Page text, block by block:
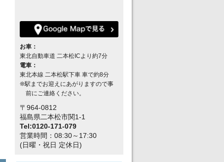
お車：
東北自動車道 二本松ICより約7分
電車：
東北本線 二本松駅下車 車で約8分
❊駅までお迎えにあがりますので事
前にご連絡ください。
〒964-0812
福島県二本松市関1-1
Tel:0120-171-079
営業時間：08:30～17:30
(日曜・祝日 定休日)